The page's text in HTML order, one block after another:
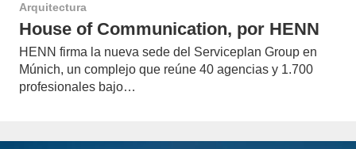
Arquitectura
House of Communication, por HENN
HENN firma la nueva sede del Serviceplan Group en
Múnich, un complejo que reúne 40 agencias y 1.700
profesionales bajo…